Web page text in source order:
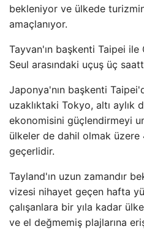
bekleniyor ve ülkede turizmin
amaçlanıyor.
Tayvan'ın başkenti Taipei
Seul arasındaki uçuş üç
Japonya'nın başkenti
uzaklıktaki Tokyo, altı
ekonomisini güçlendirmeyi
ülkeler de dahil olmak
geçerlidir.
Tayland'ın uzun zamandır
vizesi nihayet geçen hafta
çalışanlara bir yıla kadar
ve el değmemiş plajlarına